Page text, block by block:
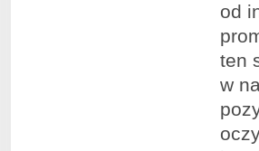
od
ten
w